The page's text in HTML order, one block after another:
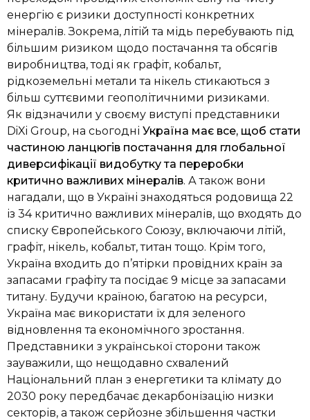
енергію є ризики доступності конкретних
мінералів. Зокрема, літій та мідь перебувають під
більшим ризиком щодо постачання та обсягів
виробництва, тоді як графіт, кобальт,
рідкоземельні метали та нікель стикаються з
більш суттєвими геополітичними ризиками.
Як відзначили у своєму виступі представники
DiXi Group, на сьогодні Україна має все, щоб стати
частиною ланцюгів постачання для глобальної
диверсифікації видобутку та переробки
критично важливих мінералів. А також вони
нагадали, що в Україні знаходяться родовища 22
із 34 критично важливих мінералів, що входять до
списку Європейського Союзу, включаючи літій,
графіт, нікель, кобальт, титан тощо. Крім того,
Україна входить до п’ятірки провідних країн за
запасами графіту та посідає 9 місце за запасами
титану. Будучи країною, багатою на ресурси,
Україна має використати їх для зеленого
відновлення та економічного зростання.
Представники з української сторони також
зауважили, що нещодавно схвалений
Національний план з енергетики та клімату до
2030 року передбачає декарбонізацію низки
секторів, а також серйозне збільшення частки